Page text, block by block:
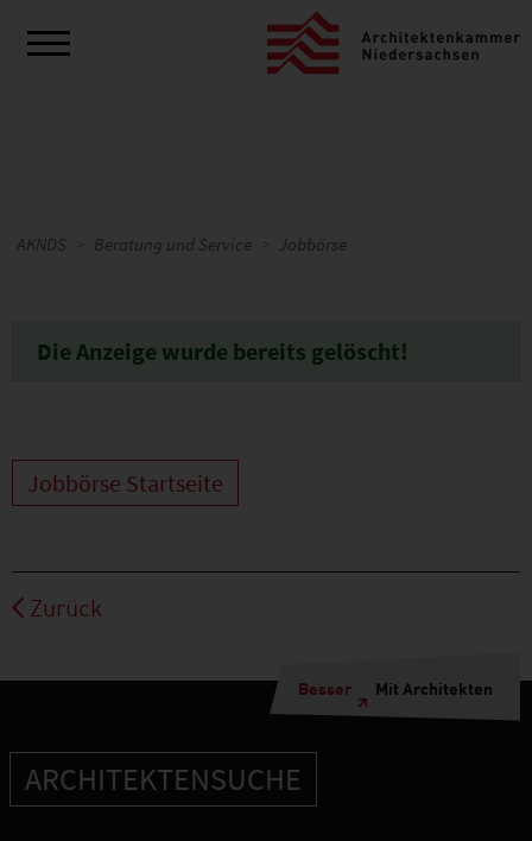
AKNDS Beratung und Service Jobbörse
Die Anzeige wurde bereits gelöscht!
Jobbörse Startseite
Zurück
Besser Mit Architekten
ARCHITEKTENSUCHE